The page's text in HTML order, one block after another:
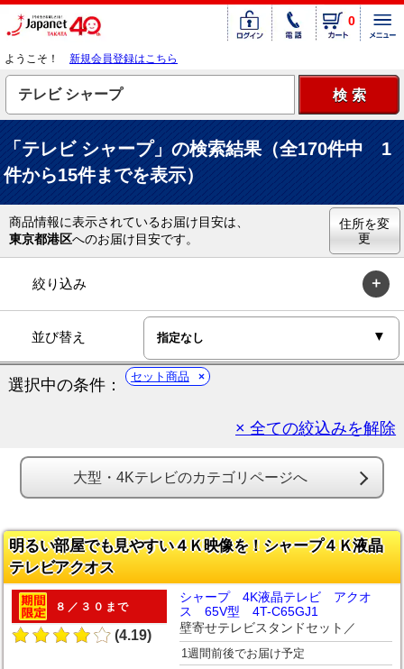
0
ようこそ！ 新規会員登録はこちら
「テレビ シャープ」の検索結果（全170件中 1
件から15件までを表示）
商品情報に表示されているお届け目安は、
東京都港区へのお届け目安です。
住所を変
更
絞り込み
並び替え
選択中の条件： セット商品
× 全ての絞込みを解除
大型・4Kテレビのカテゴリページへ
明るい部屋でも見やすい４Ｋ映像を！シャープ４Ｋ液晶
テレビアクオス
８／３０まで
(4.19)
シャープ 4K液晶テレビ アクオ
ス 65V型 4T-C65GJ1
壁寄せテレビスタンドセット／
1週間前後でお届け予定